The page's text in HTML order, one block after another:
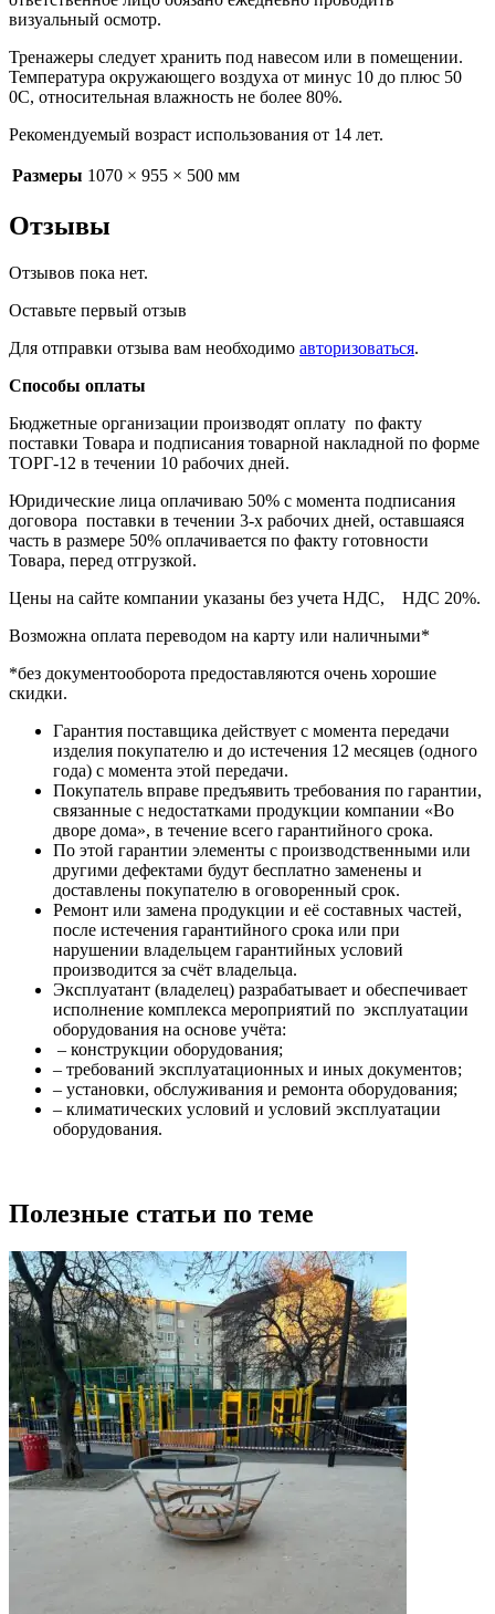
визуальный осмотр.
Тренажеры следует хранить под навесом или в помещении.
Температура окружающего воздуха от минус 10 до плюс 50
0С, относительная влажность не более 80%.
Рекомендуемый возраст использования от 14 лет.
Размеры 1070 × 955 × 500 мм
Отзывы
Отзывов пока нет.
Оставьте первый отзыв
Для отправки отзыва вам необходимо авторизоваться.
Способы оплаты
Бюджетные организации производят оплату по факту
поставки Товара и подписания товарной накладной по форме
ТОРГ-12 в течении 10 рабочих дней.
Юридические лица оплачиваю 50% с момента подписания
договора поставки в течении 3-х рабочих дней, оставшаяся
часть в размере 50% оплачивается по факту готовности
Товара, перед отгрузкой.
Цены на сайте компании указаны без учета НДС, НДС 20%.
Возможна оплата переводом на карту или наличными*
*без документооборота предоставляются очень хорошие
скидки.
Гарантия поставщика действует с момента передачи
изделия покупателю и до истечения 12 месяцев (одного
года) с момента этой передачи.
Покупатель вправе предъявить требования по гарантии,
связанные с недостатками продукции компании «Во
дворе дома», в течение всего гарантийного срока.
По этой гарантии элементы с производственными или
другими дефектами будут бесплатно заменены и
доставлены покупателю в оговоренный срок.
Ремонт или замена продукции и её составных частей,
после истечения гарантийного срока или при
нарушении владельцем гарантийных условий
производится за счёт владельца.
Эксплуатант (владелец) разрабатывает и обеспечивает
исполнение комплекса мероприятий по эксплуатации
оборудования на основе учёта:
– конструкции оборудования;
– требований эксплуатационных и иных документов;
– установки, обслуживания и ремонта оборудования;
– климатических условий и условий эксплуатации
оборудования.
Полезные статьи по теме